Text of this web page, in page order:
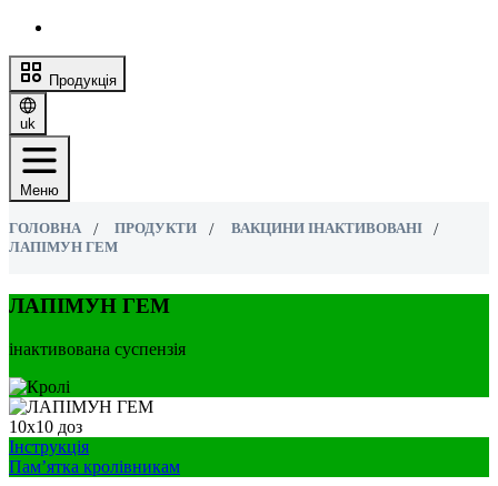
Продукція
uk
Меню
ГОЛОВНА ПРОДУКТИ
ВАКЦИНИ ІНАКТИВОВАНІ
ЛАПІМУН ГЕМ
ЛАПІМУН ГЕМ
інактивована суспензія
10х10 доз
Інструкція
Пам’ятка кролівникам